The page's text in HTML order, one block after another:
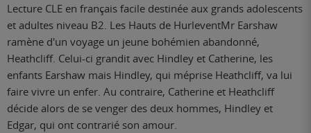
Lecture CLE en français facile destinée aux grands adolescents
et adultes niveau B2. Les Hauts de HurleventMr Earshaw
ramène d'un voyage un jeune bohémien abandonné,
Heathcliff. Celui-ci grandit avec Hindley et Catherine, les
enfants Earshaw mais Hindley, qui méprise Heathcliff, va lui
faire vivre un enfer. Au contraire, Catherine et Heathcliff
décide alors de se venger des deux hommes, Hindley et
Edgar, qui ont contrarié son amour.